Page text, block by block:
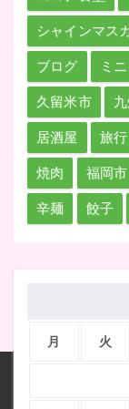
シャインマス
ブログ ミ
久留米市
居酒屋 旅行
焼肉 福岡市
辛麺 餃子
月 火